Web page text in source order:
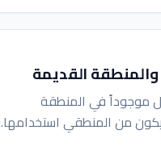
القديمة
موجوداً في المنطقة
من المنطقي استخدامها.